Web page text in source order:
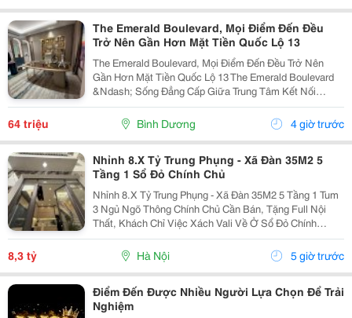
The Emerald Boulevard, Mọi Điểm Đến Đều
Trở Nên Gần Hơn Mặt Tiền Quốc Lộ 13
The Emerald Boulevard, Mọi Điểm Đến Đều Trở Nên
Gần Hơn Mặt Tiền Quốc Lộ 13 The Emerald Boulevard
&Ndash; Sống Đẳng Cấp Giữa Trung Tâm Kết Nối
Tp.hcm Bạn Đang Tìm Một Căn Hộ Vừa Để Ở, Vừa Có
Tiềm Năng Đầu Tư Mạnh? The Emerald Boulevard
Chính Là...
64 triệu Bình Dương 4 giờ trước
Nhỉnh 8.X Tỷ Trung Phụng - Xã Đàn 35M2 5
Tầng 1 Sổ Đỏ Chính Chủ
Nhỉnh 8.X Tỷ Trung Phụng - Xã Đàn 35M2 5 Tầng 1 Tum
3 Ngủ Ngõ Thông Chính Chủ Cần Bán, Tặng Full Nội
Thất, Khách Chỉ Việc Xách Vali Về Ở Sổ Đỏ Chính
Chủ(Nói Không Với Quy Hoạch) Mr Cường 0936161345
8,3 tỷ Hà Nội 5 giờ trước
Điểm Đến Được Nhiều Người Lựa Chọn Để Trải
Nghiệm